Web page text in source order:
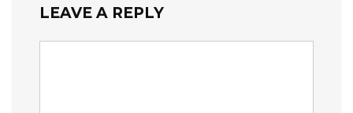
LEAVE A REPLY